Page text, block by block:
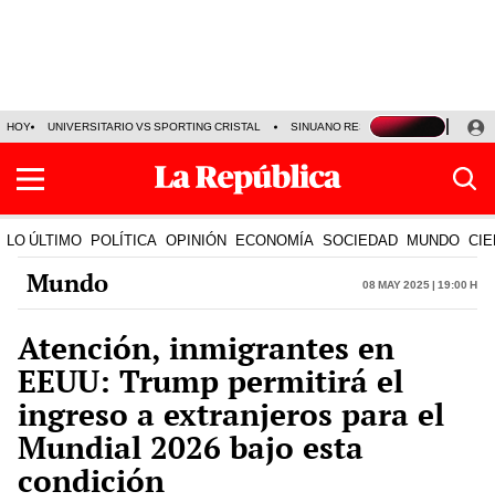
HOY UNIVERSITARIO VS SPORTING CRISTAL SINUANO RESULTADOS HOY
LO ÚLTIMO POLÍTICA OPINIÓN ECONOMÍA SOCIEDAD MUNDO
Mundo 08 May 2025 | 19:00 h
Atención, inmigrantes en
EEUU: Trump permitirá el
ingreso a extranjeros para el
Mundial 2026 bajo esta
condición